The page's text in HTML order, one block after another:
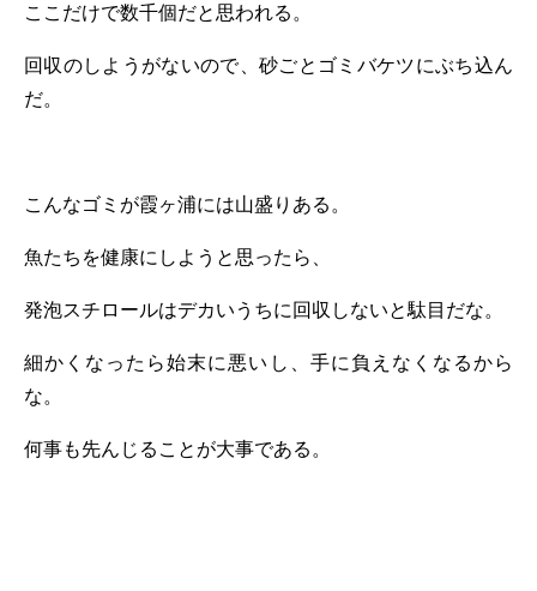
ここだけで数千個だと思われる。
回収のしようがないので、砂ごとゴミバケツにぶち込ん
だ。
こんなゴミが霞ヶ浦には山盛りある。
魚たちを健康にしようと思ったら、
発泡スチロールはデカいうちに回収しないと駄目だな。
細かくなったら始末に悪いし、手に負えなくなるから
な。
何事も先んじることが大事である。